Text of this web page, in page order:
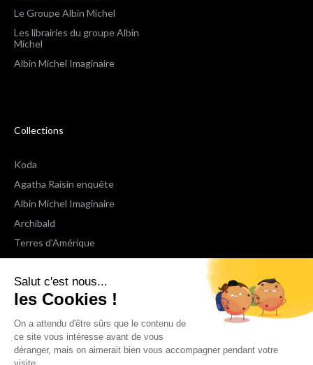
Salut c'est nous...
les Cookies !
On a attendu d'être sûrs que le contenu de
ce site vous intéresse avant de vous
déranger, mais on aimerait bien vous accompagner pendant votre
visite...
Le Groupe Albin Michel
Les librairies du groupe Albin
Michel
Albin Michel Imaginaire
Collections
Koda
Agatha Raisin enquête
Albin Michel Imaginaire
Archibald
Terres d'Amérique
Espaces Libres Poche
NOX
Wiz
Voir toutes les collections
Nous suivre